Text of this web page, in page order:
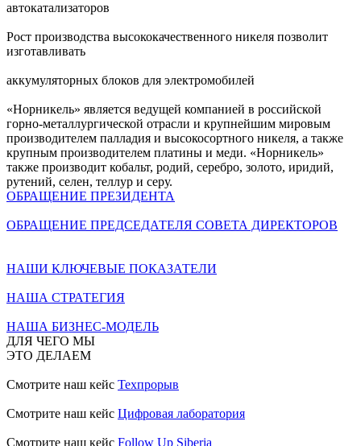
автокатализаторов
Рост производства высококачественного никеля позволит
изготавливать
аккумуляторных блоков для электромобилей
«Норникель» является ведущей компанией в российской
горно-металлургической отрасли и крупнейшим мировым
производителем палладия и высокосортного никеля, а также
крупным производителем платины и меди. «Норникель»
также производит кобальт, родий, серебро, золото, иридий,
рутений, селен, теллур и серу.
ОБРАЩЕНИЕ ПРЕЗИДЕНТА
ОБРАЩЕНИЕ ПРЕДСЕДАТЕЛЯ СОВЕТА ДИРЕКТОРОВ
НАШИ КЛЮЧЕВЫЕ ПОКАЗАТЕЛИ
НАША СТРАТЕГИЯ
НАША БИЗНЕС-МОДЕЛЬ
ДЛЯ ЧЕГО МЫ
ЭТО ДЕЛАЕМ
Смотрите наш кейс Техпрорыв
Смотрите наш кейс Цифровая лаборатория
Смотрите наш кейс Follow Up Siberia